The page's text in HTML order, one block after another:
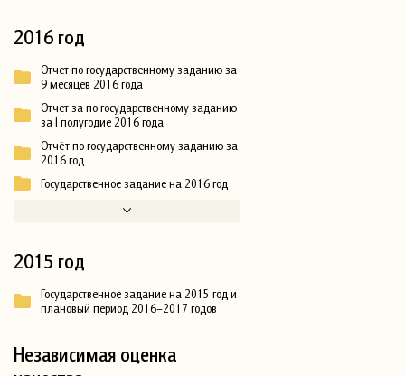
2016 год
Отчет по государственному заданию за
9 месяцев 2016 года
Отчет за по государственному заданию
за I полугодие 2016 года
Отчёт по государственному заданию за
2016 год
Государственное задание на 2016 год
2015 год
Государственное задание на 2015 год и
плановый период 2016–2017 годов
Независимая оценка